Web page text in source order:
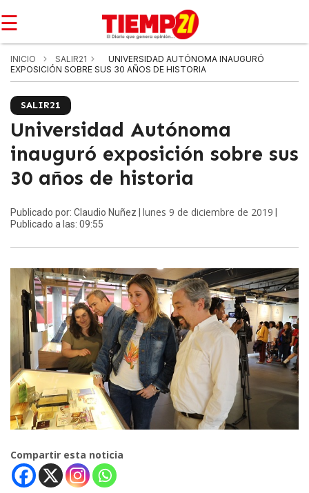
☰
INICIO SALIR21
UNIVERSIDAD AUTÓNOMA INAUGURÓ
EXPOSICIÓN SOBRE SUS 30 AÑOS DE HISTORIA
SALIR21
Universidad Autónoma
inauguró exposición sobre sus
30 años de historia
Publicado por: Claudio Nuñez | lunes 9 de diciembre de 2019
Publicado a las: 09:55
Compartir esta noticia